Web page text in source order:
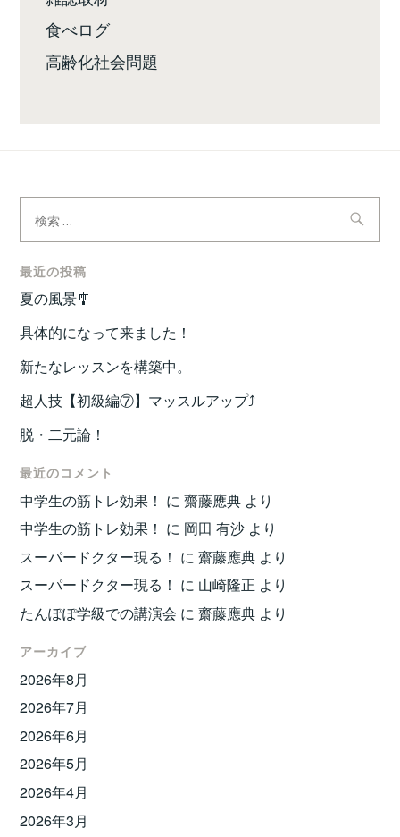
食べログ
高齢化社会問題
索:
最近の投稿
夏の風景🎐
具体的になって来ました！
新たなレッスンを構築中。
超人技【初級編⑦】マッスルアップ⤴️
脱・二元論！
最近のコメント
中学生の筋トレ効果！ に齋藤應典 より
中学生の筋トレ効果！ に 岡田 有沙 より
スーパードクター現る！ に齋藤應典 より
スーパードクター現る！ に 山崎隆正 より
たんぽぽ学級での講演会 に齋藤應典 より
アーカイブ
2026年8月
2026年7月
2026年6月
2026年5月
2026年4月
2026年3月